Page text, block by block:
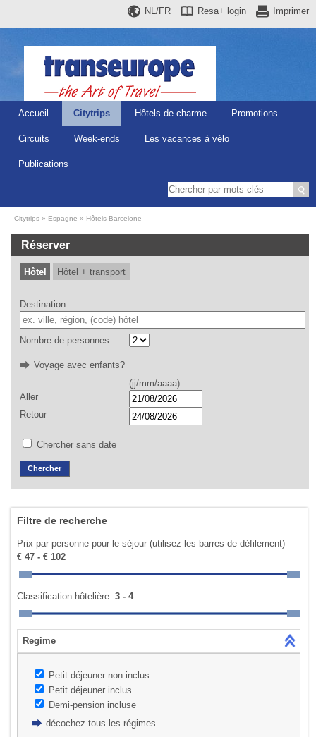
Imprimer
Resa+ login
NL/FR
Accueil Citytrips Hôtels de charme Promotions
Circuits Week-ends Les vacances à vélo
Publications
Citytrips Espagne Hôtels Barcelone
Réserver
Hôtel Hôtel + transport
Destination
Nombre de personnes
Voyage avec enfants?
(jj/mm/aaaa)
Aller
Retour
Chercher sans date
Filtre de recherche
Prix par personne pour le séjour (utilisez les barres de défilement)
€ 47 - € 102
Classification hôtelière:3 - 4
Regime
Petit déjeuner non inclus
Petit déjeuner inclus
Demi-pension incluse
décochez tous les régimes